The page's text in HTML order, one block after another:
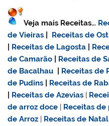
Veja mais Receitas…
de Vieiras
Receitas de
Receitas de Lagosta
de Camarão
Receitas de
de Bacalhau
Receitas de
de Pudins
Receitas de
Receitas de Azevias
dearroz doce Receitas de
de Arroz
Receitas de Natal